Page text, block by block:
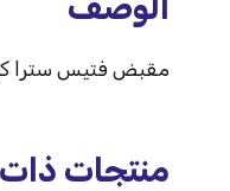
مقبض فتيس سترا
منتجات